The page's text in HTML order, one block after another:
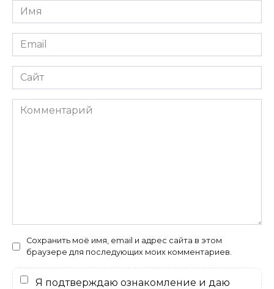
Имя
*
Email
*
Сайт
Комментарий
Сохранить моё имя, email и адрес сайта в этом
браузере для последующих моих комментариев.
Я подтверждаю ознакомление и даю